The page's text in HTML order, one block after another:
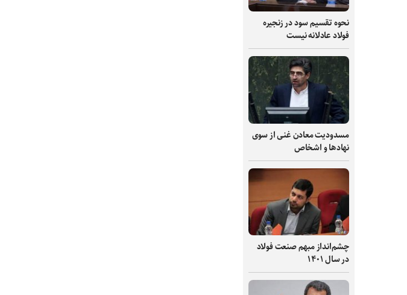
نحوه تقسیم سود در زنجیره
فولاد عادلانه نیست
مسدودیت معادن غنی از سوی
نهادها و اشخاص
چشم‌انداز مبهم صنعت فولاد
در سال ۱۴۰۱